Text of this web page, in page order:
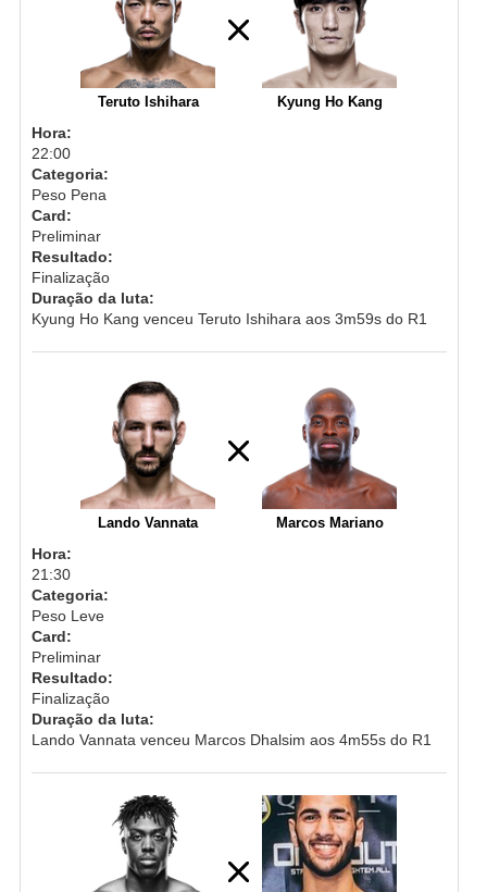
Teruto Ishihara Kyung Ho Kang
Hora:
22:00
Categoria:
Peso Pena
Card:
Preliminar
Resultado:
Finalização
Duração da luta:
Kyung Ho Kang venceu Teruto Ishihara aos 3m59s do R1
Lando Vannata Marcos Mariano
Hora:
21:30
Categoria:
Peso Leve
Card:
Preliminar
Resultado:
Finalização
Duração da luta:
Lando Vannata venceu Marcos Dhalsim aos 4m55s do R1